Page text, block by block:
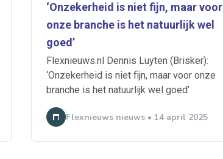
‘Onzekerheid is niet fijn, maar voor
onze branche is het natuurlijk wel
goed’
Flexnieuws.nl Dennis Luyten (Brisker):
‘Onzekerheid is niet fijn, maar voor onze
branche is het natuurlijk wel goed’
Flexnieuws nieuws • 14 april 2025